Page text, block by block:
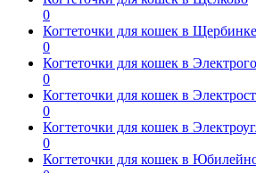
0
Когтеточки для кошек в Щербинке
0
Когтеточки для кошек в
0
Когтеточки для кошек в
0
Когтеточки для кошек в
0
Когтеточки для кошек в